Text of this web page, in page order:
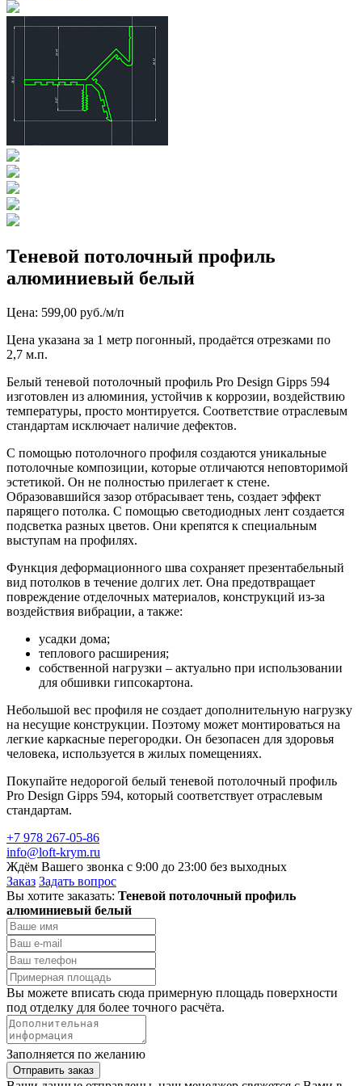
Теневой потолочный профиль
алюминиевый белый
Цена: 599,00 руб./м/п
Цена указана за 1 метр погонный, продаётся отрезками по
2,7 м.п.
Белый теневой потолочный профиль Pro Design Gipps 594
изготовлен из алюминия, устойчив к коррозии, воздействию
температуры, просто монтируется. Соответствие отраслевым
стандартам исключает наличие дефектов.
С помощью потолочного профиля создаются уникальные
потолочные композиции, которые отличаются неповторимой
эстетикой. Он не полностью прилегает к стене.
Образовавшийся зазор отбрасывает тень, создает эффект
парящего потолка. С помощью светодиодных лент создается
подсветка разных цветов. Они крепятся к специальным
выступам на профилях.
Функция деформационного шва сохраняет презентабельный
вид потолков в течение долгих лет. Она предотвращает
повреждение отделочных материалов, конструкций из-за
воздействия вибрации, а также:
усадки дома;
теплового расширения;
собственной нагрузки – актуально при использовании
для обшивки гипсокартона.
Небольшой вес профиля не создает дополнительную нагрузку
на несущие конструкции. Поэтому может монтироваться на
легкие каркасные перегородки. Он безопасен для здоровья
человека, используется в жилых помещениях.
Покупайте недорогой белый теневой потолочный профиль
Pro Design Gipps 594, который соответствует отраслевым
стандартам.
+7 978 267-05-86
info@loft-krym.ru
Ждём Вашего звонка с 9:00 до 23:00 без выходных
Заказ Задать вопрос
Вы хотите заказать: Теневой потолочный профиль
алюминиевый белый
Вы можете вписать сюда примерную площадь поверхности
под отделку для более точного расчёта.
Заполняется по желанию
Отправить заказ